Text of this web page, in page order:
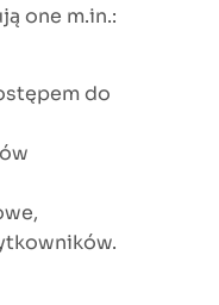
one m.in.:
do